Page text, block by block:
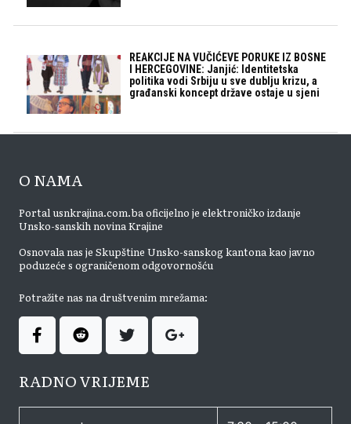
REAKCIJE NA VUČIĆEVE PORUKE IZ BOSNE
I HERCEGOVINE: Janjić: Identitetska
politika vodi Srbiju u sve dublju krizu, a
građanski koncept države ostaje u sjeni
O NAMA
Portal usnkrajina.com.ba oficijelno je elektroničko izdanje
Unsko-sanskih novina Krajine
Osnovala nas je Skupštine Unsko-sanskog kantona kao javno
poduzeće s ograničenom odgovornošću
Potražite nas na društvenim mrežama:
RADNO VRIJEME